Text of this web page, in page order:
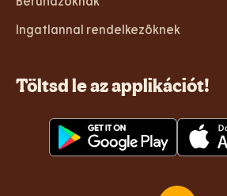
Ingatlannal rendelkezőknek
Töltsd le az applikációt!